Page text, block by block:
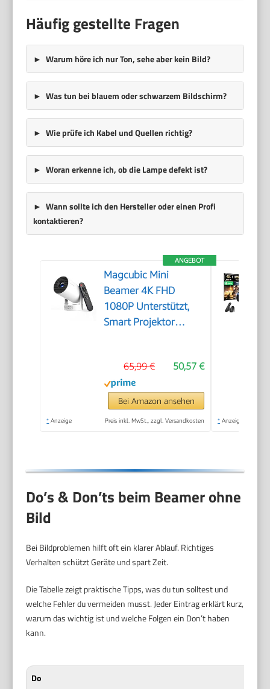
Häufig gestellte Fragen
Warum höre ich nur Ton, sehe aber kein Bild?
Was tun bei blauem oder schwarzem Bildschirm?
Wie prüfe ich Kabel und Quellen richtig?
Woran erkenne ich, ob die Lampe defekt ist?
Wann sollte ich den Hersteller oder einen Profi
kontaktieren?
ANGEBOT
Magcubic Mini
Beamer 4K FHD
1080P Unterstützt,
Smart Projektor
50,57 €
65,99 €
Bei Amazon ansehen
* Anzeige Preis inkl. MwSt., zzgl. Versandkosten * Anzeige
Do’s & Don’ts beim Beamer ohne
Bild
Bei Bildproblemen hilft oft ein klarer Ablauf. Richtiges
Verhalten schützt Geräte und spart Zeit.
Die Tabelle zeigt praktische Tipps, was du tun solltest und
welche Fehler du vermeiden musst. Jeder Eintrag erklärt kurz,
warum das wichtig ist und welche Folgen ein Don’t haben
kann.
Do